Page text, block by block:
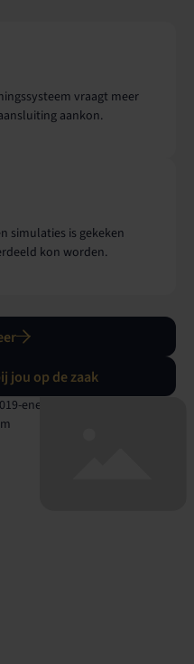
vraagt meer
aankon.
simulaties is gekeken
kon worden.
jou op de zaak